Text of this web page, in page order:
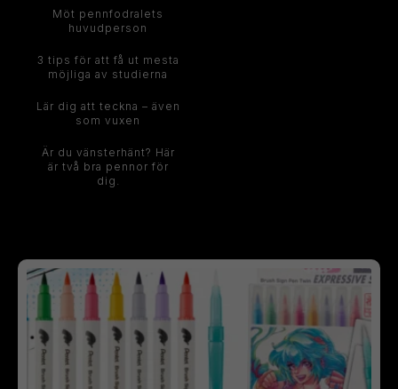
Möt pennfodralets
huvudperson
3 tips för att få ut mesta
möjliga av studierna
Lär dig att teckna – även
som vuxen
Är du vänsterhänt? Här
är två bra pennor för
dig.